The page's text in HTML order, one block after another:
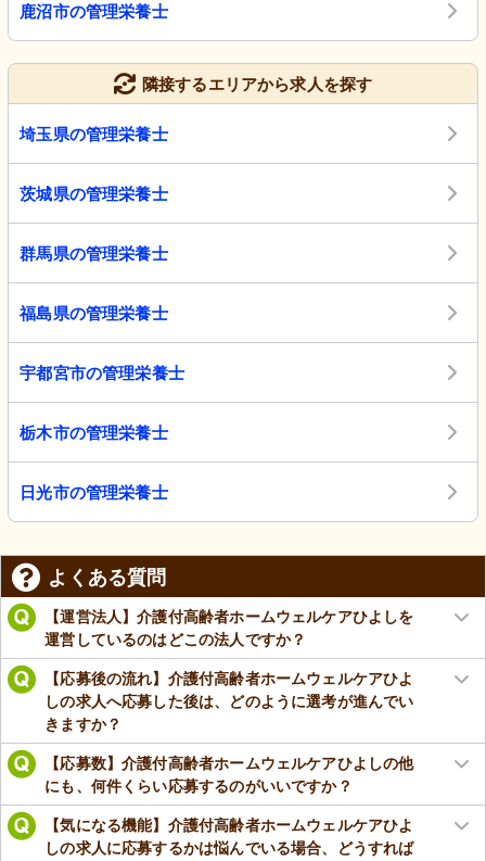
鹿沼市の管理栄養士
隣接するエリアから求人を探す
埼玉県の管理栄養士
茨城県の管理栄養士
群馬県の管理栄養士
福島県の管理栄養士
宇都宮市の管理栄養士
栃木市の管理栄養士
日光市の管理栄養士
よくある質問
【運営法人】介護付高齢者ホームウェルケアひよしを
運営しているのはどこの法人ですか？
【応募後の流れ】介護付高齢者ホームウェルケアひよ
しの求人へ応募した後は、どのように選考が進んでい
きますか？
【応募数】介護付高齢者ホームウェルケアひよしの他
にも、何件くらい応募するのがいいですか？
【気になる機能】介護付高齢者ホームウェルケアひよ
しの求人に応募するかは悩んでいる場合、どうすれば